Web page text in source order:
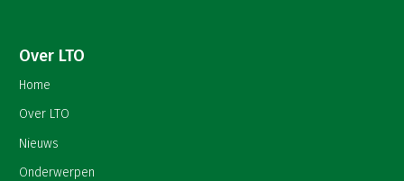
Over LTO
Home
Over LTO
Nieuws
Onderwerpen